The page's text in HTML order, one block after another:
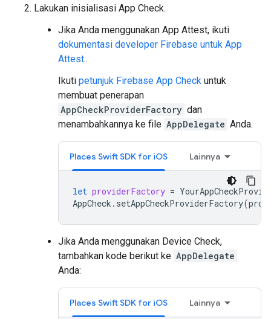
Lakukan inisialisasi App Check.
Jika Anda menggunakan App Attest, ikuti
dokumentasi developer Firebase untuk App
Attest..
Ikuti petunjuk Firebase App Check untuk
membuat penerapan
AppCheckProviderFactory dan
menambahkannya ke file AppDelegate Anda.
Places Swift SDK for iOS Lainnya
let providerFactory =
AppCheck . setAppCheckProviderFactory(
Jika Anda menggunakan Device Check,
tambahkan kode berikut ke AppDelegate
Anda:
Places Swift SDK for iOS Lainnya